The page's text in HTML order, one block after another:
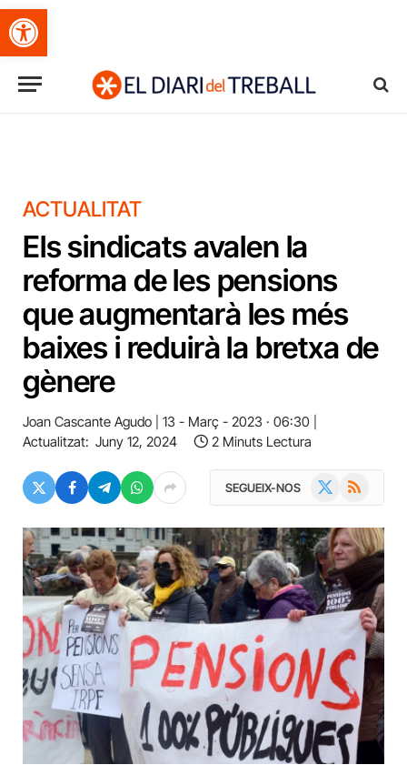
Obre la barra d'eines
ACTUALITAT
Els sindicats avalen la
reforma de les pensions
que augmentarà les més
baixes i reduirà la bretxa de
gènere
Joan Cascante Agudo
13 - Març - 2023 · 06:30
Actualitzat: Juny 12, 2024 2 Minuts Lectura
SEGUEIX-NOS RSS